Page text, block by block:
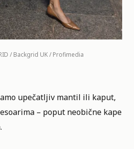
/ Backgrid UK / Profimedia
upečatljiv mantil ili kaput,
– poput neobične kape